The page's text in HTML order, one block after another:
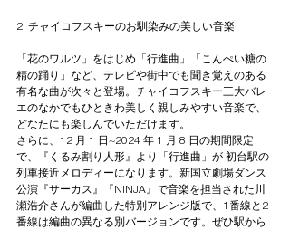
2. チャイコフスキーのお馴染みの美しい音楽
「花のワルツ」をはじめ「行進曲」「こんぺい糖の
精の踊り」など、テレビや街中でも聞き覚えのある
有名な曲が次々と登場。チャイコフスキー三大バレ
エのなかでもひときわ美しく親しみやすい音楽で、
どなたにも楽しんでいただけます。
さらに、12 月 1 日~2024 年 1 月 8 日の期間限定
で、『くるみ割り人形』より「行進曲」が 初台駅の
列車接近メロディーになります。新国立劇場ダンス
公演『サーカス』『NINJA』で音楽を担当された川
瀬浩介さんが編曲した特別アレンジ版で、1番線と2
番線は編曲の異なる別バージョンです。ぜひ駅から